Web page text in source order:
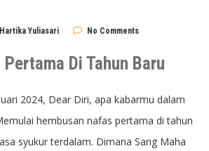
Hartika Yuliasari No Comments
Di Tahun Baru
2024, Dear Diri, apa kabarmu dalam
hembusan nafas pertama di tahun
syukur terdalam. Dimana Sang Maha